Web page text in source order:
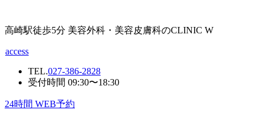
高崎駅徒歩5分 美容外科・美容皮膚科のCLINIC W
access
TEL.027-386-2828
受付時間 09:30〜18:30
24時間 WEB予約